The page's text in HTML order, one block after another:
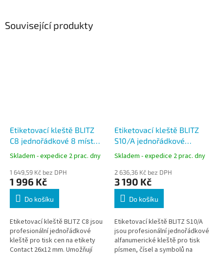
Související produkty
Etiketovací kleště BLITZ
C8 jednořádkové 8 míst
pro etikety 26x12 mm
Skladem - expedice 2 prac. dny
1 649,59 Kč bez DPH
1 996 Kč
Do košíku
Etiketovací kleště BLITZ C8 jsou
profesionální jednořádkové
kleště pro tisk cen na etikety
Contact 26x12 mm. Umožňují
Etiketovací kleště BLITZ
S10/A jednořádkové
alfanumerické 10 míst pro
etikety 26x12 mm
Skladem - expedice 2 prac. dny
2 636,36 Kč bez DPH
3 190 Kč
Do košíku
Etiketovací kleště BLITZ S10/A
jsou profesionální jednořádkové
alfanumerické kleště pro tisk
písmen, čísel a symbolů na